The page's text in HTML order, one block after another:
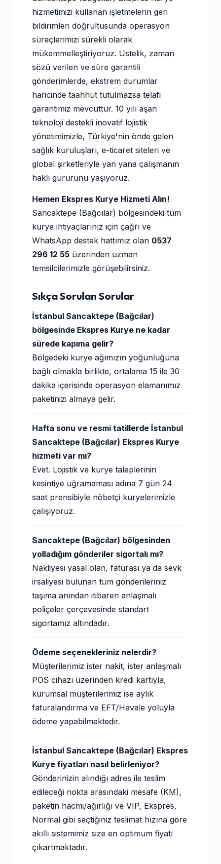
hizmetimizi kullanan işletmelerin geri
bildirimleri doğrultusunda operasyon
süreçlerimizi sürekli olarak
mükemmelleştiriyoruz. Üstelik, zaman
sözü verilen ve süre garantili
gönderimlerde, ekstrem durumlar
haricinde taahhüt tutulmazsa telafi
garantimiz mevcuttur. 10 yılı aşan
teknoloji destekli inovatif lojistik
yönetimimizle, Türkiye'nin önde gelen
sağlık kuruluşları, e-ticaret siteleri ve
global şirketleriyle yan yana çalışmanın
haklı gururunu yaşıyoruz.
Hemen Ekspres Kurye Hizmeti Alın!
Sancaktepe (Bağcılar) bölgesindeki tüm
kurye ihtiyaçlarınız için çağrı ve
WhatsApp destek hattımız olan 0537
296 12 55 üzerinden uzman
temsilcilerimizle görüşebilirsiniz.
Sıkça Sorulan Sorular
İstanbul Sancaktepe (Bağcılar)
bölgesinde Ekspres Kurye ne kadar
sürede kapıma gelir?
Bölgedeki kurye ağımızın yoğunluğuna
bağlı olmakla birlikte, ortalama 15 ile 30
dakika içerisinde operasyon elamanımız
paketinizi almaya gelir.
Hafta sonu ve resmi tatillerde İstanbul
Sancaktepe (Bağcılar) Ekspres Kurye
hizmeti var mı?
Evet. Lojistik ve kurye taleplerinin
kesintiye uğramaması adına 7 gün 24
saat prensibiyle nöbetçi kuryelerimizle
çalışıyoruz.
Sancaktepe (Bağcılar) bölgesinden
yolladığım gönderiler sigortalı mı?
Nakliyesi yasal olan, faturası ya da sevk
irsaliyesi bulunan tüm gönderileriniz
taşıma anından itibaren anlaşmalı
poliçeler çerçevesinde standart
sigortamız altındadır.
Ödeme seçenekleriniz nelerdir?
Müşterilerimiz ister nakit, ister anlaşmalı
POS cihazı üzerinden kredi kartıyla,
kurumsal müşterilerimiz ise aylık
faturalandırma ve EFT/Havale yoluyla
ödeme yapabilmektedir.
İstanbul Sancaktepe (Bağcılar) Ekspres
Kurye fiyatları nasıl belirleniyor?
Gönderinizin alındığı adres ile teslim
edileceği nokta arasındaki mesafe (KM),
paketin hacmi/ağırlığı ve VIP, Ekspres,
Normal gibi seçtiğiniz teslimat hızına göre
akıllı sistemimiz size en optimum fiyatı
çıkartmaktadır.